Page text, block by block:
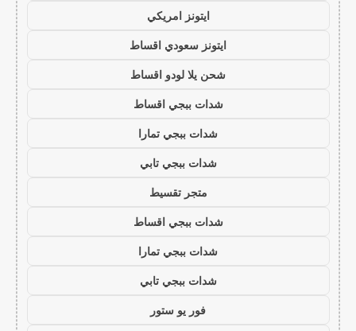
ايتونز امريكي
ايتونز سعودي اقساط
شحن يلا لودو اقساط
شدات ببجي اقساط
شدات ببجي تمارا
شدات ببجي تابي
متجر تقسيط
شدات ببجي اقساط
شدات ببجي تمارا
شدات ببجي تابي
فور يو ستور